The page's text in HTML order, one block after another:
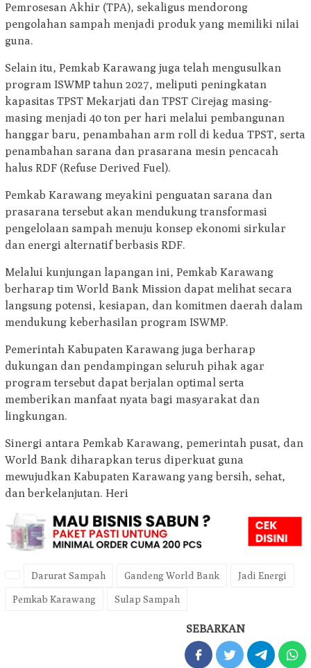
Pemrosesan Akhir (TPA), sekaligus mendorong
pengolahan sampah menjadi produk yang memiliki nilai
guna.
Selain itu, Pemkab Karawang juga telah mengusulkan
program ISWMP tahun 2027, meliputi peningkatan
kapasitas TPST Mekarjati dan TPST Cirejag masing-
masing menjadi 40 ton per hari melalui pembangunan
hanggar baru, penambahan arm roll di kedua TPST, serta
penambahan sarana dan prasarana mesin pencacah
halus RDF (Refuse Derived Fuel).
Pemkab Karawang meyakini penguatan sarana dan
prasarana tersebut akan mendukung transformasi
pengelolaan sampah menuju konsep ekonomi sirkular
dan energi alternatif berbasis RDF.
Melalui kunjungan lapangan ini, Pemkab Karawang
berharap tim World Bank Mission dapat melihat secara
langsung potensi, kesiapan, dan komitmen daerah dalam
mendukung keberhasilan program ISWMP.
Pemerintah Kabupaten Karawang juga berharap
dukungan dan pendampingan seluruh pihak agar
program tersebut dapat berjalan optimal serta
memberikan manfaat nyata bagi masyarakat dan
lingkungan.
Sinergi antara Pemkab Karawang, pemerintah pusat, dan
World Bank diharapkan terus diperkuat guna
mewujudkan Kabupaten Karawang yang bersih, sehat,
dan berkelanjutan. Heri
Darurat Sampah Gandeng World Bank Jadi Energi
Pemkab Karawang Sulap Sampah
SEBARKAN